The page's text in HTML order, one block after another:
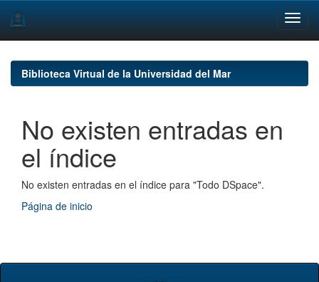
navigationBiblioteca Virtual de la Universidad del Mar
No existen entradas en
el índice
No existen entradas en el índice para "Todo DSpace".
Página de inicio